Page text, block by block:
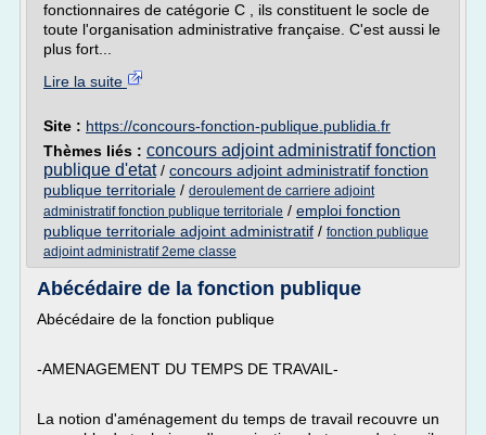
fonctionnaires de catégorie C , ils constituent le socle de
toute l'organisation administrative française. C'est aussi le
plus fort...
Lire la suite
Site : https://concours-fonction-publique.publidia.fr
Thèmes liés : concours adjoint administratif fonction
publique d'etat/ concours adjoint administratif fonction
publique territoriale / deroulement de carriere adjoint
administratif fonction publique territoriale / emploi fonction
publique territoriale adjoint administratif / fonction publique
adjoint administratif 2eme classe
Abécédaire de la fonction publique
Abécédaire de la fonction publique
-AMENAGEMENT DU TEMPS DE TRAVAIL-
La notion d'aménagement du temps de travail recouvre un